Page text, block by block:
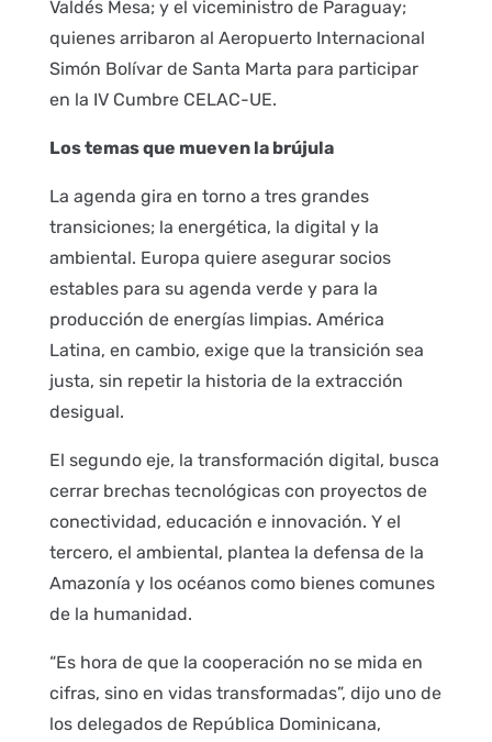
Valdés Mesa; y el viceministro de Paraguay;
quienes arribaron al Aeropuerto Internacional
Simón Bolívar de Santa Marta para participar
en la IV Cumbre CELAC-UE.
Los temas que mueven la brújula
La agenda gira en torno a tres grandes
transiciones; la energética, la digital y la
ambiental. Europa quiere asegurar socios
estables para su agenda verde y para la
producción de energías limpias. América
Latina, en cambio, exige que la transición sea
justa, sin repetir la historia de la extracción
desigual.
El segundo eje, la transformación digital, busca
cerrar brechas tecnológicas con proyectos de
conectividad, educación e innovación. Y el
tercero, el ambiental, plantea la defensa de la
Amazonía y los océanos como bienes comunes
de la humanidad.
“Es hora de que la cooperación no se mida en
cifras, sino en vidas transformadas”, dijo uno de
los delegados de República Dominicana,